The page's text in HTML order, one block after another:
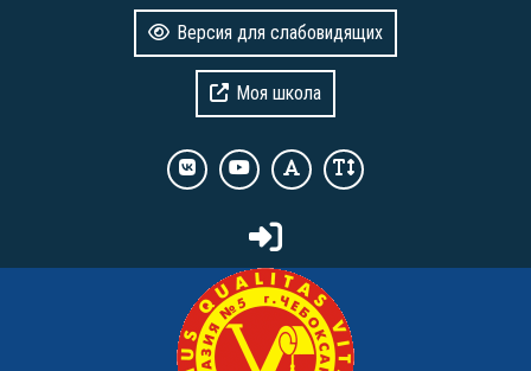
Версия для слабовидящих
Моя школа